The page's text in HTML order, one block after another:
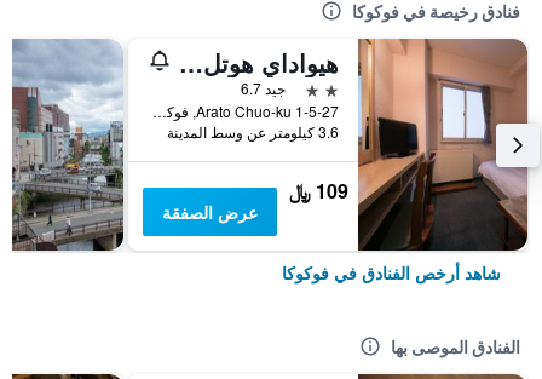
فنادق رخيصة في فوكوكا
هيواداي هوتل أراتو
2 نجمتين
جيد 6.7
1-5-27 Arato Chuo-ku, فوكوكا, اليابان
3.6 كيلومتر عن وسط المدينة
109 ﷼
عرض الصفقة
شاهد أرخص الفنادق في فوكوكا
الفنادق الموصى بها